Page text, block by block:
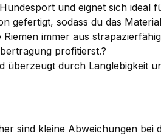
und eignet sich
sodass du das
immer aus
profitierst.?
durch Langlebigkeit
sind kleine Abweichungen